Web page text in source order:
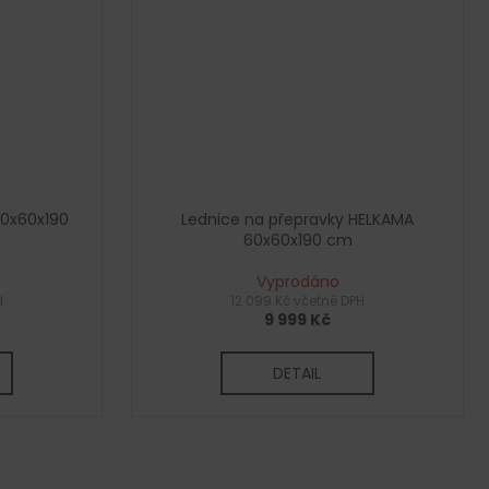
Lednice na přepravky HELKAMA
60x60x190 cm
Vyprodáno
9 999 Kč
DETAIL